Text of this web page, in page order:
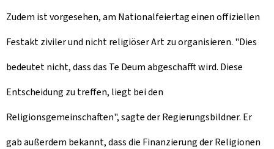
Zudem ist vorgesehen, am Nationalfeiertag einen offiziellen
Festakt ziviler und nicht religiöser Art zu organisieren. "Dies
bedeutet nicht, dass das Te Deum abgeschafft wird. Diese
Entscheidung zu treffen, liegt bei den
Religionsgemeinschaften", sagte der Regierungsbildner. Er
gab außerdem bekannt, dass die Finanzierung der Religionen